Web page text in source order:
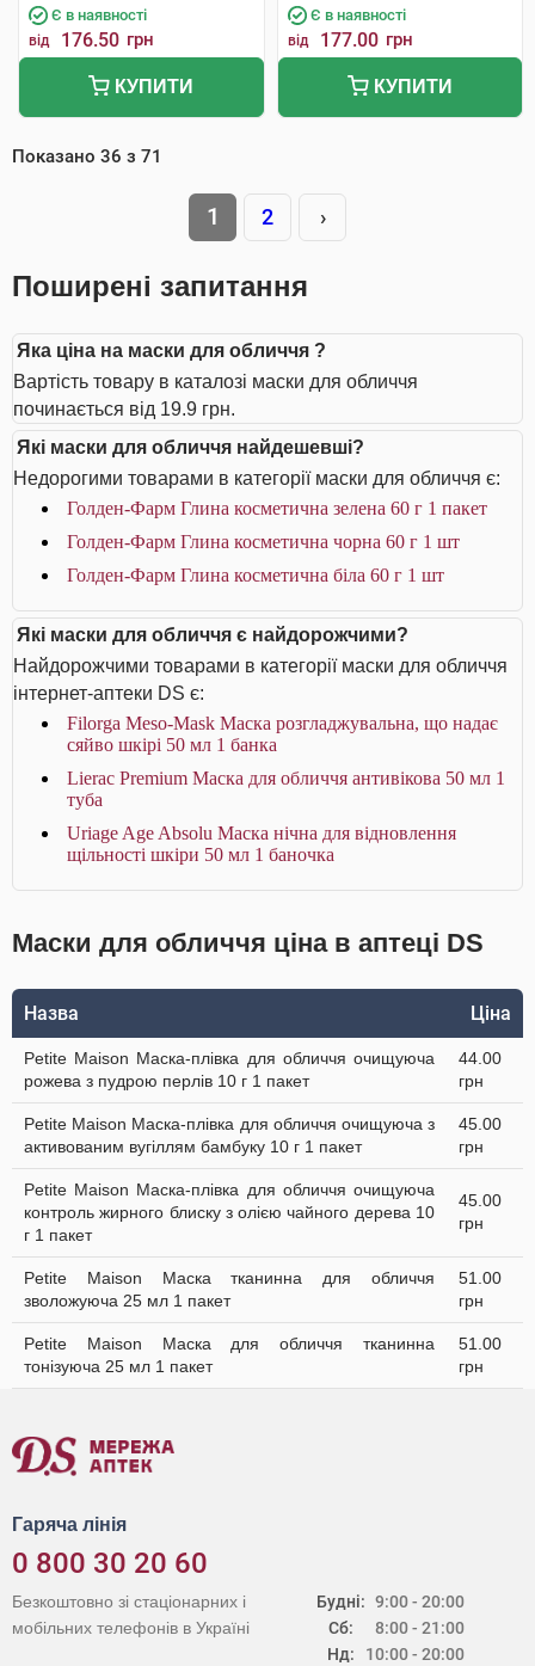
Є в наявності
від 176.50 грн
КУПИТИ
Є в наявності
від 177.00 грн
КУПИТИ
Показано 36 з 71
1 2 ›
Поширені запитання
Яка ціна на маски для обличчя ?
Вартість товару в каталозі маски для обличчя
починається від 19.9 грн.
Які маски для обличчя найдешевші?
Недорогими товарами в категорії маски для обличчя є:
Голден-Фарм Глина косметична зелена 60 г 1 пакет
Голден-Фарм Глина косметична чорна 60 г 1 шт
Голден-Фарм Глина косметична біла 60 г 1 шт
Які маски для обличчя є найдорожчими?
Найдорожчими товарами в категорії маски для обличчя
інтернет-аптеки DS є:
Filorga Meso-Mask Маска розгладжувальна, що надає
сяйво шкірі 50 мл 1 банка
Lierac Premium Маска для обличчя антивікова 50 мл 1
туба
Uriage Age Absolu Маска нічна для відновлення
щільності шкіри 50 мл 1 баночка
Маски для обличчя ціна в аптеці DS
Назва Ціна
Petite Maison Маска-плівка для обличчя очищуюча
рожева з пудрою перлів 10 г 1 пакет
44.00
грн
Petite Maison Маска-плівка для обличчя очищуюча з
активованим вугіллям бамбуку 10 г 1 пакет
45.00
грн
Petite Maison Маска-плівка для обличчя очищуюча
контроль жирного блиску з олією чайного дерева 10
г 1 пакет
45.00
грн
Petite Maison Маска тканинна для обличчя
зволожуюча 25 мл 1 пакет
51.00
грн
Petite Maison Маска для обличчя тканинна
тонізуюча 25 мл 1 пакет
51.00
грн
Гаряча лінія
0 800 30 20 60
Будні:
Сб:
Нд:
9:00 - 20:00
8:00 - 21:00
10:00 - 20:00
Безкоштовно зі стаціонарних і
мобільних телефонів в Україні